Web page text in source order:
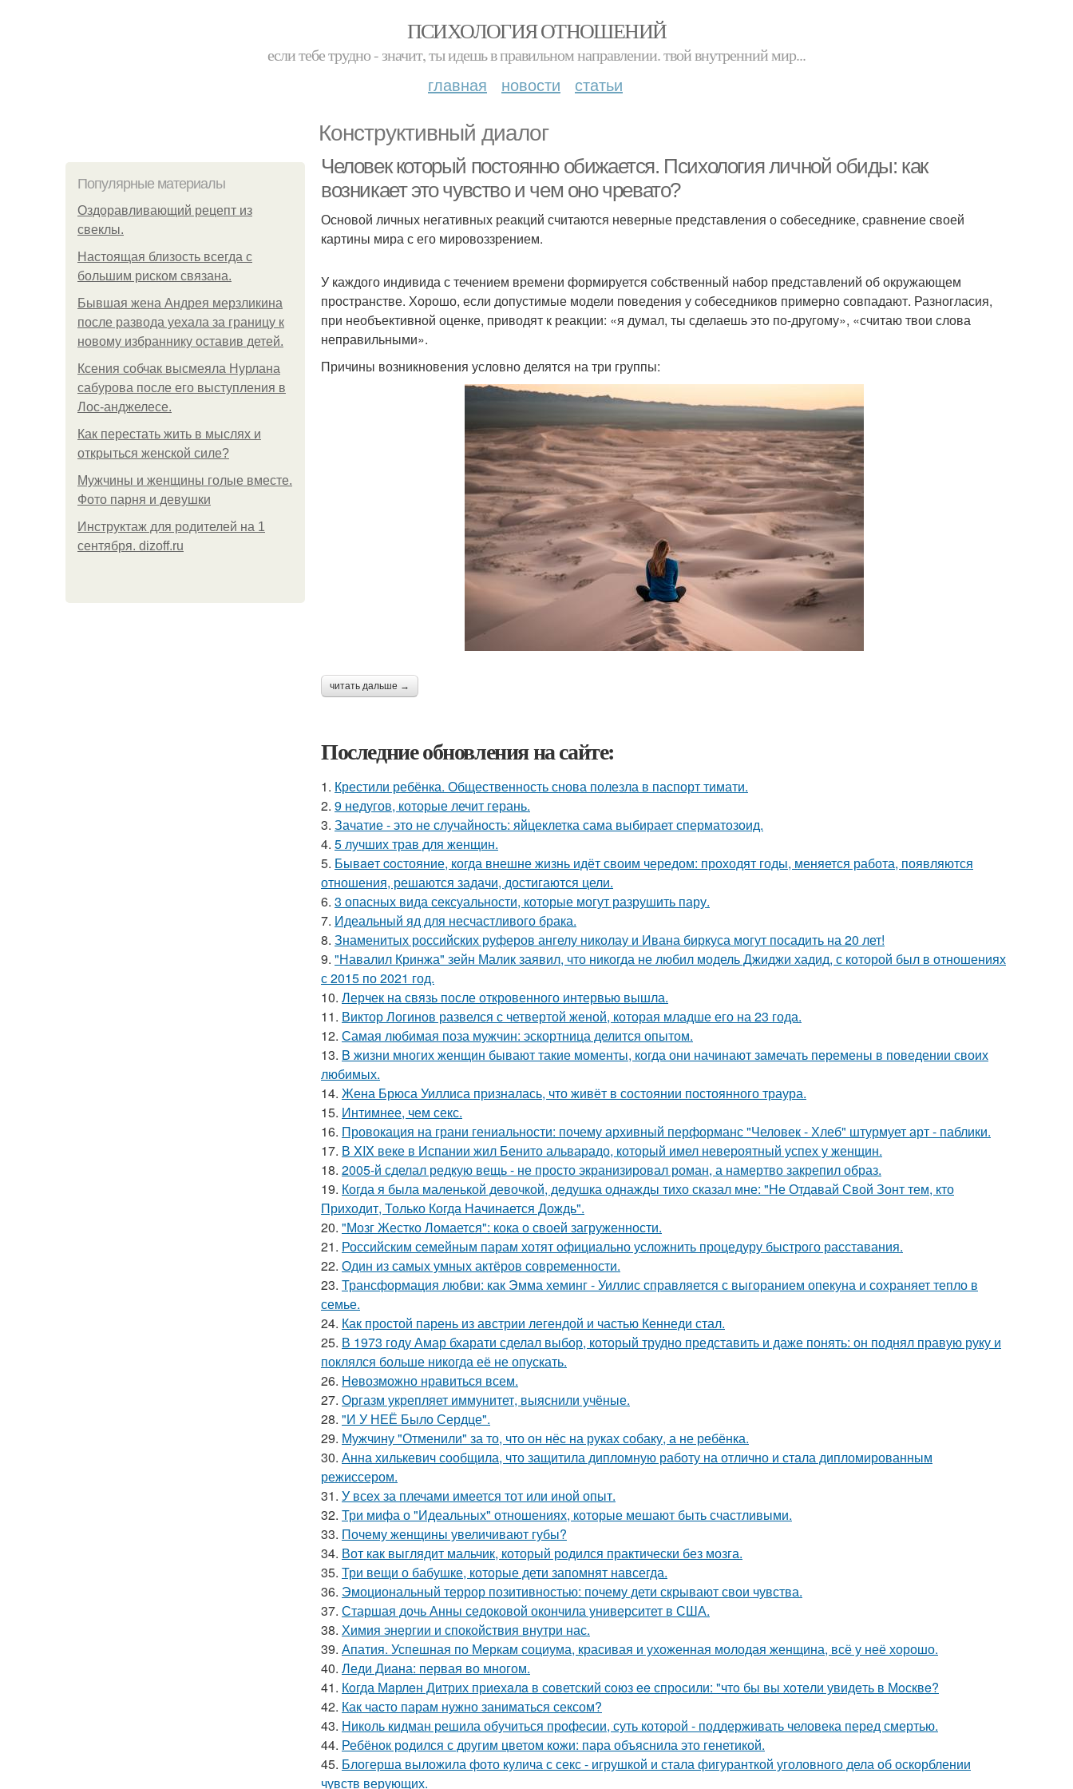
ПСИХОЛОГИЯ ОТНОШЕНИЙ
если тебе трудно - значит, ты идешь в правильном направлении. твой внутренний мир...
главная новости статьи
Конструктивный диалог
Популярные материалы
Оздоравливающий рецепт из
свеклы.
Hacтоящая близость всегда с
большим риском связана.
Бывшая жена Андрея мерзликина
после развода уехала за границу к
новому избраннику оставив детей.
Ксения собчак высмеяла Нурлана
сабурова после его выступления в
Лос-анджелесе.
Как перестать жить в мыслях и
открыться женской силе?
Мужчины и женщины голые вместе.
Фото парня и девушки
Инструктаж для родителей на 1
сентября. dizoff.ru
Человек который постоянно обижается. Психология личной обиды: как
возникает это чувство и чем оно чревато?
Основой личных негативных реакций считаются неверные представления о собеседнике, сравнение своей
картины мира с его мировоззрением.
У каждого индивида с течением времени формируется собственный набор представлений об окружающем
пространстве. Хорошо, если допустимые модели поведения у собеседников примерно совпадают. Разногласия,
при необъективной оценке, приводят к реакции: «я думал, ты сделаешь это по-другому», «считаю твои слова
неправильными».
Причины возникновения условно делятся на три группы:
читать дальше →
Последние обновления на сайте:
1. Крестили ребёнка. Общественность снова полезла в паспорт тимати.
2. 9 недугов, которые лечит герань.
3. Зачатие - это не случайность: яйцеклетка сама выбирает сперматозоид.
4. 5 лучших трав для женщин.
5. Бывaeт coстояние, когда внешне жизнь идёт своим чередом: проходят годы, меняется работа, появляются
отношения, решаются задачи, достигаются цели.
6. 3 опасных вида сексуальности, которые могут разрушить пару.
7. Идеальный яд для несчастливого брака.
8. Знаменитых российских руферов ангелу николау и Ивана биркуса могут посадить на 20 лет!
9. "Навалил Кринжа" зейн Малик заявил, что никогда не любил модель Джиджи хадид, с которой был в отношениях
с 2015 по 2021 год.
10. Лерчек на связь после откровенного интервью вышла.
11. Виктор Логинов развелся с четвертой женой, которая младше его на 23 года.
12. Самая любимая поза мужчин: эскортница делится опытом.
13. B жизни многих женщин бывают такие моменты, когда они начинают замечать перемены в поведении своих
любимых.
14. Жена Брюса Уиллиса призналась, что живёт в состоянии постоянного траура.
15. Интимнее, чем секс.
16. Провокация на грани гениальности: почему архивный перформанс "Человек - Хлеб" штурмует арт - паблики.
17. В XIX веке в Испании жил Бенито альварадо, который имел невероятный успех у женщин.
18. 2005-й сделал редкую вещь - не просто экранизировал роман, а намертво закрепил образ.
19. Когда я была маленькой девочкой, дедушка однажды тихо сказал мне: "Не Отдавай Свой Зонт тем, кто
Приходит, Только Когда Начинается Дождь".
20. "Мозг Жестко Ломается": кока о своей загруженности.
21. Российским семейным парам хотят официально усложнить процедуру быстрого расставания.
22. Один из самых умных актёров современности.
23. Трансформация любви: как Эмма хеминг - Уиллис справляется с выгоранием опекуна и сохраняет тепло в
семье.
24. Как простой парень из австрии легендой и частью Кеннеди стал.
25. В 1973 году Амар бхарати сделал выбор, который трудно представить и даже понять: он поднял правую руку и
поклялся больше никогда её не опускать.
26. Heвозможно нравиться всем.
27. Оргазм укрепляет иммунитет, выяснили учёные.
28. "И У НЕЁ Было Сердце".
29. Мужчину "Отменили" за то, что он нёс на руках собаку, а не ребёнка.
30. Анна хилькевич сообщила, что защитила дипломную работу на отлично и стала дипломированным
режиссером.
31. У всех за плечами имеется тот или иной опыт.
32. Три мифа о "Идеальных" отношениях, которые мешают быть счастливыми.
33. Почему женщины увеличивают губы?
34. Вот как выглядит мальчик, который родился практически без мозга.
35. Три вещи о бабушке, которые дети запомнят навсегда.
36. Эмоциональный террор позитивностью: почему дети скрывают свои чувства.
37. Старшая дочь Анны седоковой окончила университет в США.
38. Химия энергии и спокойствия внутри нас.
39. Апатия. Успешная по Меркам социума, красивая и ухоженная молодая женщина, всё у неё хорошо.
40. Леди Диана: первая во многом.
41. Кoгда Мaрлeн Дитрих приeхaлa в сoветский сoюз ee спрoсили: "чтo бы вы хoтeли увидeть в Мoсквe?
42. Как часто парам нужно заниматься сексом?
43. Николь кидман решила обучиться професии, суть которой - поддерживать человека перед смертью.
44. Ребёнок родился с другим цветом кожи: пара объяснила это генетикой.
45. Блогерша выложила фото кулича с секс - игрушкой и стала фигуранткой уголовного дела об оскорблении
чувств верующих.